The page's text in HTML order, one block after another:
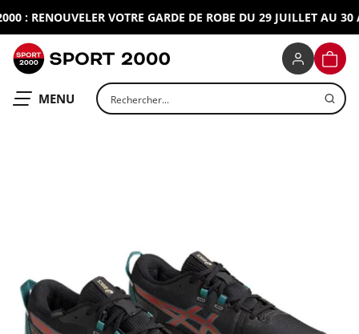
: RENOUVELER VOTRE GARDE DE ROBE DU 29 JUILLET AU 30
OUVRIR LE
MENU Rechercher un produit